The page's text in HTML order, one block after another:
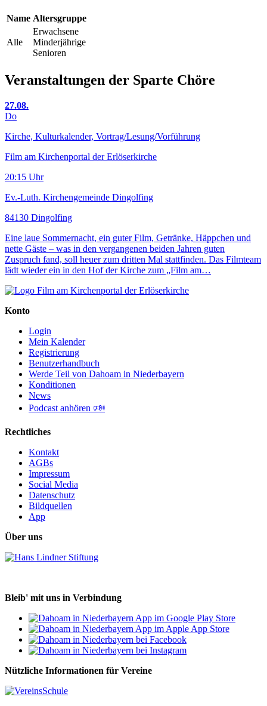
Name Altersgruppe
Alle
Erwachsene
Minderjährige
Senioren
Veranstaltungen der Sparte Chöre
27.08.
Do
Kirche, Kulturkalender, Vortrag/Lesung/Vorführung
Film am Kirchenportal der Erlöserkirche
20:15 Uhr
Ev.-Luth. Kirchengemeinde Dingolfing
84130 Dingolfing
Eine laue Sommernacht, ein guter Film, Getränke, Häppchen und
nette Gäste – was in den vergangenen beiden Jahren guten
Zuspruch fand, soll heuer zum dritten Mal stattfinden. Das Filmteam
lädt wieder ein in den Hof der Kirche zum „Film am…
Konto
Login
Mein Kalender
Registrierung
Benutzerhandbuch
Werde Teil von Dahoam in Niederbayern
Konditionen
News
Podcast anhören 🕬
Rechtliches
Kontakt
AGBs
Impressum
Social Media
Datenschutz
Bildquellen
App
Über uns
Bleib' mit uns in Verbindung
Nützliche Informationen für Vereine